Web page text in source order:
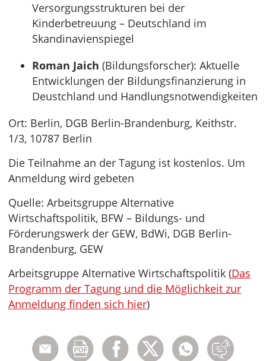
Versorgungsstrukturen bei der
Kinderbetreuung – Deutschland im
Skandinavienspiegel
Roman Jaich (Bildungsforscher): Aktuelle
Entwicklungen der Bildungsfinanzierung in
Deustchland und Handlungsnotwendigkeiten
Ort: Berlin, DGB Berlin-Brandenburg, Keithstr.
1/3, 10787 Berlin
Die Teilnahme an der Tagung ist kostenlos. Um
Anmeldung wird gebeten
Quelle: Arbeitsgruppe Alternative
Wirtschaftspolitik, BFW – Bildungs- und
Förderungswerk der GEW, BdWi, DGB Berlin-
Brandenburg, GEW
Arbeitsgruppe Alternative Wirtschaftspolitik (Das
Programm der Tagung und die Möglichkeit zur
Anmeldung finden sich hier)